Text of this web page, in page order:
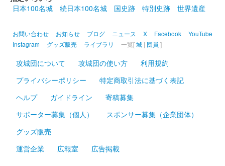
最上義光公夏限定版
上山城 御城印 GW限定版（藤）
販売終了
上山城 御城印 春限定版（緑色）
販売終了
日本100名城
続日本100名城 国史跡 特別史跡 世界遺産
お問い合わせ お知らせ ブログ ニュース X Facebook
YouTube
Instagram
グッズ販売 ライブラリ 一覧[城 | 団員 ]
攻城団について 攻城団の使い方
利用規約
プライバシーポリシー
特定商取引法に基づく表記
ヘルプ
ガイドライン
寄稿募集
サポーター募集（個人）
スポンサー募集（企業団体）
グッズ販売
運営企業
広報室 広告掲載